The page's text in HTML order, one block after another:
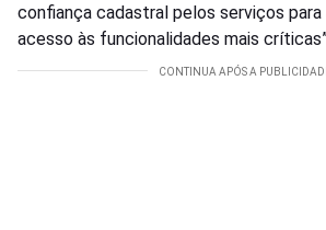
confiança cadastral pelos serviços
acesso às funcionalidades mais